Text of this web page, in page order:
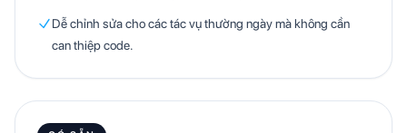
Dễ chỉnh sửa cho các tác vụ thường ngày mà không cần
can thiệp code.